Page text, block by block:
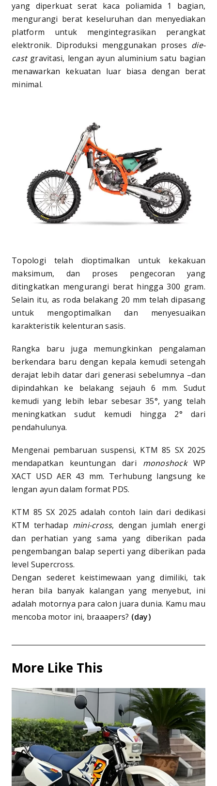
yang diperkuat serat kaca poliamida 1 bagian,
mengurangi berat keseluruhan dan menyediakan
platform untuk mengintegrasikan perangkat
elektronik. Diproduksi menggunakan proses die-
castgravitasi, lengan ayun aluminium satu bagian
menawarkan kekuatan luar biasa dengan berat
minimal.
Topologi telah dioptimalkan untuk kekakuan
maksimum, dan proses pengecoran yang
ditingkatkan mengurangi berat hingga 300 gram.
Selain itu, as roda belakang 20 mm telah dipasang
untuk mengoptimalkan dan menyesuaikan
karakteristik kelenturan sasis.
Rangka baru juga memungkinkan pengalaman
berkendara baru dengan kepala kemudi setengah
derajat lebih datar dari generasi sebelumnya –dan
dipindahkan ke belakang sejauh 6 mm. Sudut
kemudi yang lebih lebar sebesar 35°, yang telah
meningkatkan sudut kemudi hingga 2° dari
pendahulunya.
Mengenai pembaruan suspensi, KTM 85 SX 2025
mendapatkan keuntungan dari monoshockWP
XACT USD AER 43 mm. Terhubung langsung ke
lengan ayun dalam format PDS.
KTM 85 SX 2025 adalah contoh lain dari dedikasi
KTM terhadap mini-cross, dengan jumlah energi
dan perhatian yang sama yang diberikan pada
pengembangan balap seperti yang diberikan pada
level Supercross.
Dengan sederet keistimewaan yang dimiliki, tak
heran bila banyak kalangan yang menyebut, ini
adalah motornya para calon juara dunia. Kamu mau
mencoba motor ini, braaapers? (day)
More Like This